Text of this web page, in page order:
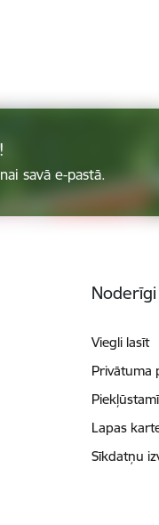
savā e-pastā.
Noderīgi
Viegli lasīt
Privātuma
Lapas
Sīkdatņu